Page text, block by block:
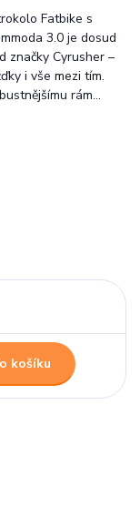
Fatbike s
3.0 je dosud
značky Cyrusher –
i vše mezi tím.
rám...
košíku